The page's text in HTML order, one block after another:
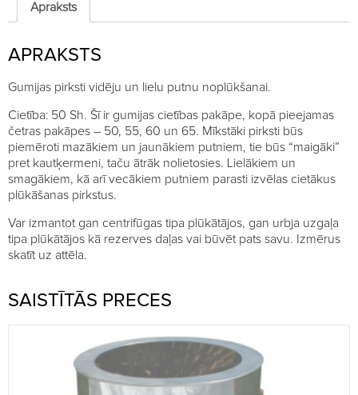
Apraksts
APRAKSTS
Gumijas pirksti vidēju un lielu putnu noplūkšanai.
Cietība: 50 Sh. Šī ir gumijas cietības pakāpe, kopā pieejamas
četras pakāpes – 50, 55, 60 un 65. Mīkstāki pirksti būs
piemēroti mazākiem un jaunākiem putniem, tie būs “maigāki”
pret kautķermeni, taču ātrāk nolietosies. Lielākiem un
smagākiem, kā arī vecākiem putniem parasti izvēlas cietākus
plūkāšanas pirkstus.
Var izmantot gan centrifūgas tipa plūkātājos, gan urbja uzgaļa
tipa plūkātājos kā rezerves daļas vai būvēt pats savu. Izmērus
skatīt uz attēla.
SAISTĪTĀS PRECES